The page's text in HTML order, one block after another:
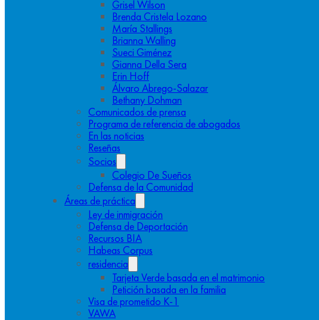
Grisel Wilson
Brenda Cristela Lozano
María Stallings
Brianna Walling
Sueci Giménez
Gianna Della Sera
Erin Hoff
Álvaro Abrego-Salazar
Bethany Dohman
Comunicados de prensa
Programa de referencia de abogados
En las noticias
Reseñas
Socios
Colegio De Sueños
Defensa de la Comunidad
Áreas de práctica
Ley de inmigración
Defensa de Deportación
Recursos BIA
Habeas Corpus
residencia
Tarjeta Verde basada en el matrimonio
Petición basada en la familia
Visa de prometido K-1
VAWA